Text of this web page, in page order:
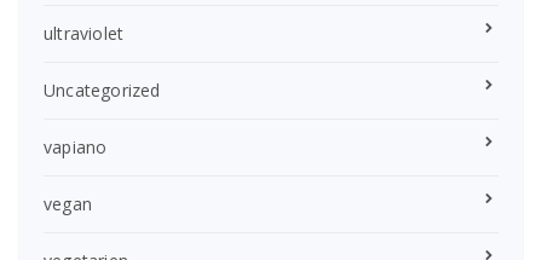
ultraviolet
Uncategorized
vapiano
vegan